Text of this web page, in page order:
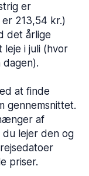
er
213,54 kr.)
det årlige
leje i juli (hvor
dagen).
at finde
gennemsnittet.
af
lejer den og
priser.